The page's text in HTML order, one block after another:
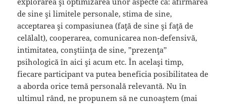
de sine şi limitele personale, stima de sine,
acceptarea şi compasiunea (faţă de sine şi faţă de
celălalt), cooperarea, comunicarea non-defensivă,
intimitatea, conştiinţa de sine, ”prezenţa”
psihologică în aici şi acum etc. În acelaşi timp,
fiecare participant va putea beneficia posibilitatea de
a aborda orice temă personală relevantă. Nu în
ultimul rând, ne propunem să ne cunoaştem (mai